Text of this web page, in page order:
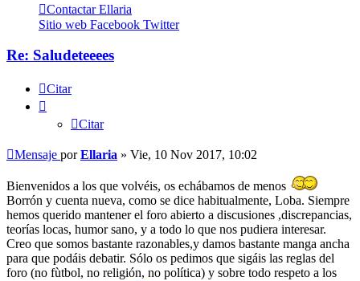
Contactar Ellaria
Sitio web Facebook Twitter
Re: Saludeteeees
Citar
Citar
Mensaje porEllaria » Vie, 10 Nov 2017, 10:02
Bienvenidos a los que volvéis, os echábamos de menos
Borrón y cuenta nueva, como se dice habitualmente, Loba. Siempre
hemos querido mantener el foro abierto a discusiones ,discrepancias,
teorías locas, humor sano, y a todo lo que nos pudiera interesar.
Creo que somos bastante razonables,y damos bastante manga ancha
para que podáis debatir. Sólo os pedimos que sigáis las reglas del
foro (no fùtbol, no religión, no política) y sobre todo respeto a los